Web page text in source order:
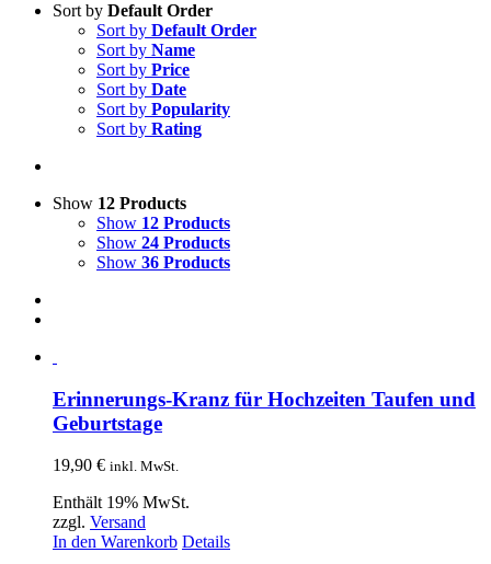
Sort by Default Order
Sort by Default Order
Sort by Name
Sort by Price
Sort by Date
Sort by Popularity
Sort by Rating
Show 12 Products
Show 12 Products
Show 24 Products
Show 36 Products
Erinnerungs-Kranz für Hochzeiten Taufen und
Geburtstage
19,90 € inkl. MwSt.
Enthält 19% MwSt.
zzgl. Versand
In den Warenkorb Details